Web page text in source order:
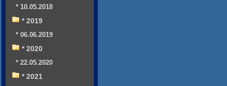
* 10.05.2018
* 2019
* 06.06.2019
* 2020
* 22.05.2020
* 2021